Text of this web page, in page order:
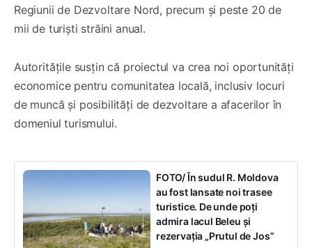
Regiunii de Dezvoltare Nord, precum și peste 20 de
mii de turiști străini anual.
Autoritățile susțin că proiectul va crea noi oportunități
economice pentru comunitatea locală, inclusiv locuri
de muncă și posibilități de dezvoltare a afacerilor în
domeniul turismului.
FOTO/ În sudul R. Moldova
au fost lansate noi trasee
turistice. De unde poți
admira lacul Beleu și
rezervația „Prutul de Jos”